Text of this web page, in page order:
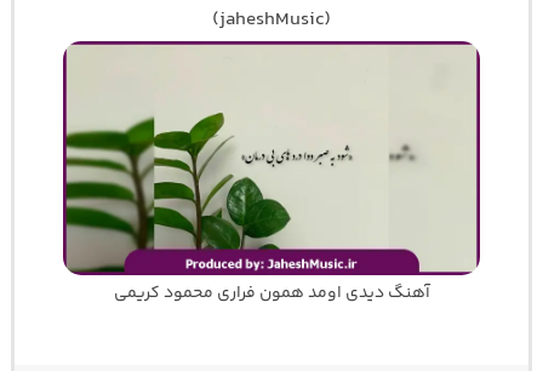
(jaheshMusic)
آهنگ دیدی اومد همون فراری محمود کریمی